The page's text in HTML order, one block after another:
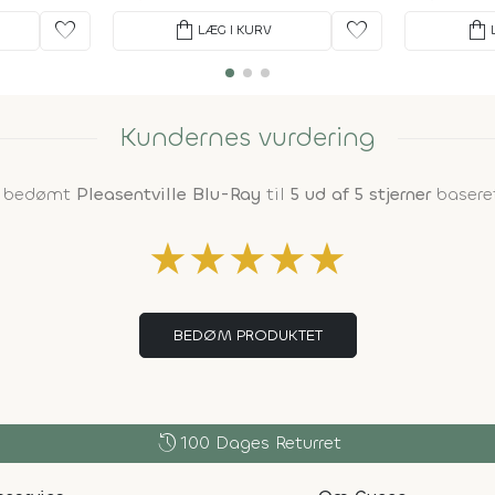
favorite shopping_bag LÆG I KURV favorite shopping_bag
Kundernes vurdering
bedømt Pleasentville Blu-Ray til 5 ud af 5 stjerner
★★★★★
BEDØM PRODUKTET
history 100 Dages Returret